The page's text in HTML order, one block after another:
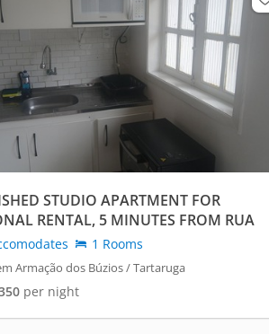
STUDIO APARTMENT FOR
RENTAL, 5 MINUTES FROM RUA
1 Rooms
Armação dos Búzios / Tartaruga
per night